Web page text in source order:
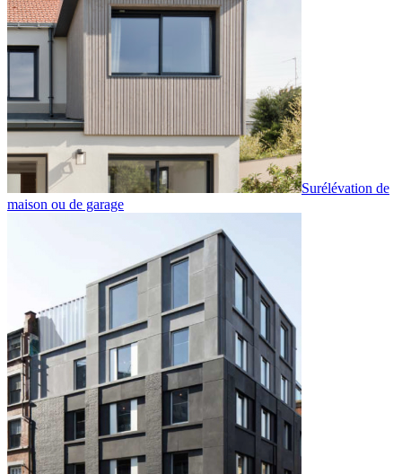
Surélévation de
maison ou de garage